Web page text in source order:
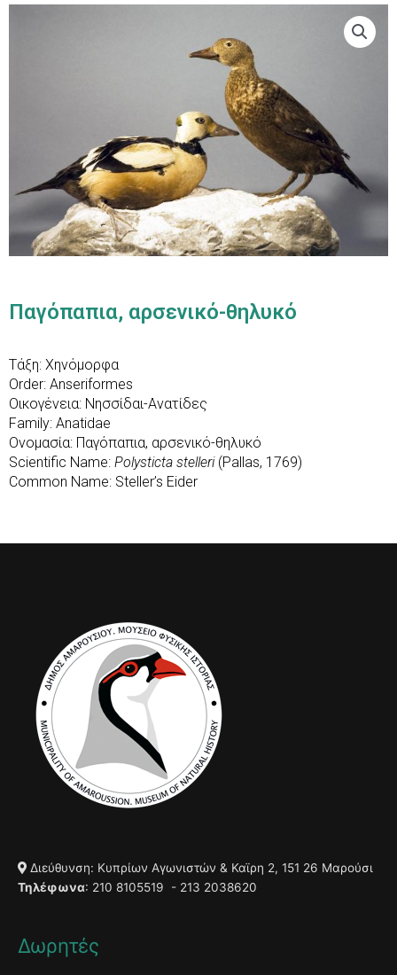
Παγόπαπια, αρσενικό-θηλυκό
Τάξη: Χηνόμορφα
Order: Anseriformes
Οικογένεια: Νησσίδαι-Ανατίδες
Family: Anatidae
Ονομασία: Παγόπαπια, αρσενικό-θηλυκό
Scientific Name: Polysticta stelleri (Pallas, 1769)
Common Name: Steller’s Eider
Διεύθυνση: Κυπρίων Αγωνιστών & Καϊρη 2, 151 26 Μαρούσι
Τηλέφωνα: 210 8105519 - 213 2038620
Δωρητές